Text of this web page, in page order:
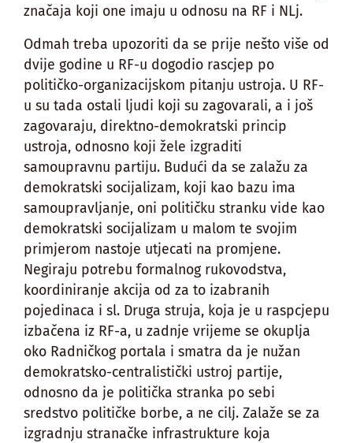
značaja koji one imaju u odnosu na RF i NLj.
Odmah treba upozoriti da se prije nešto više od
dvije godine u RF-u dogodio rascjep po
političko-organizacijskom pitanju ustroja. U RF-
u su tada ostali ljudi koji su zagovarali, a i još
zagovaraju, direktno-demokratski princip
ustroja, odnosno koji žele izgraditi
samoupravnu partiju. Budući da se zalažu za
demokratski socijalizam, koji kao bazu ima
samoupravljanje, oni političku stranku vide kao
demokratski socijalizam u malom te svojim
primjerom nastoje utjecati na promjene.
Negiraju potrebu formalnog rukovodstva,
koordiniranje akcija od za to izabranih
pojedinaca i sl. Druga struja, koja je u raspcjepu
izbačena iz RF-a, u zadnje vrijeme se okuplja
oko Radničkog portala i smatra da je nužan
demokratsko-centralistički ustroj partije,
odnosno da je politička stranka po sebi
sredstvo političke borbe, a ne cilj. Zalaže se za
izgradnju stranačke infrastrukture koja